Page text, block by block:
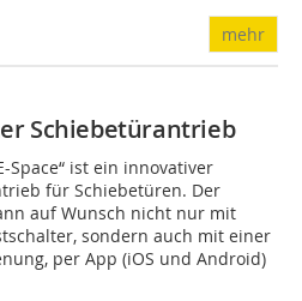
mehr
Schiebetürantrieb
Space“ ist ein innovativer
für Schiebetüren. Der
auf Wunsch nicht nur mit
sondern auch mit einer
per App (iOS und Android)